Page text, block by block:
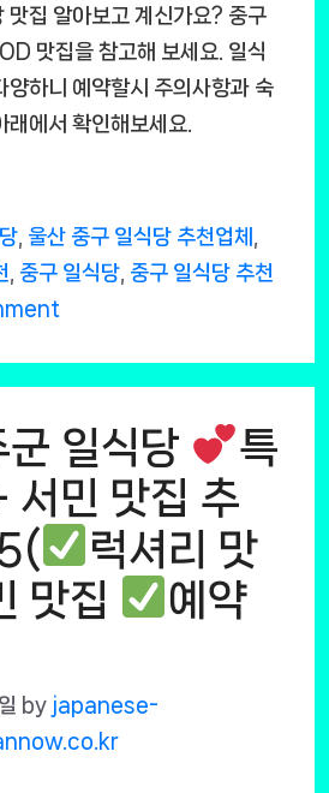
맛집 알아보고 계신가요? 중구
맛집을 참고해 보세요. 일식
양하니 예약할시 주의사항과 숙
에서 확인해보세요.
울산 중구 일식당 추천업체
중구 일식당 중구 일식당 추천
일식당
특
서민 맛집 추
럭셔리 맛
맛집
예약
by japanese-